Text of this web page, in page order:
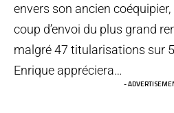
envers son ancien
coup d’envoi du plus grand
malgré 47 titularisations sur
Enrique appréciera…
-